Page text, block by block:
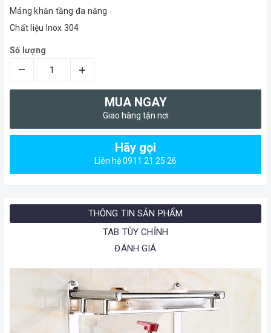
Máng khăn tầng đa năng
Chất liệu Inox 304
Số lượng
– +
MUA NGAY
Giao hàng tận nơi
Hãy gọi
Liên hệ 0911 21 25 26
THÔNG TIN SẢN PHẨM
TAB TÙY CHỈNH
ĐÁNH GIÁ